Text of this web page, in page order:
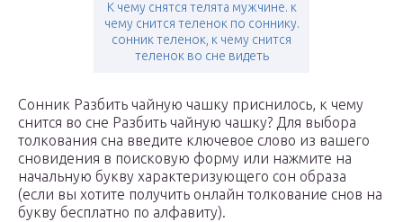
К чему снятся телята мужчине. к
чему снится теленок по соннику.
сонник теленок, к чему снится
теленок во сне видеть
Сонник Разбить чайную чашку приснилось, к чему
снится во сне Разбить чайную чашку? Для выбора
толкования сна введите ключевое слово из вашего
сновидения в поисковую форму или нажмите на
начальную букву характеризующего сон образа
(если вы хотите получить онлайн толкование снов на
букву бесплатно по алфавиту).